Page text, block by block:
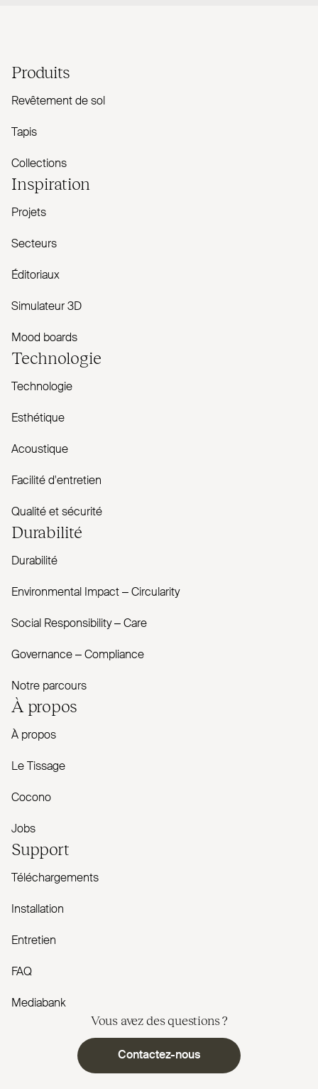
Produits
Revêtement de sol
Tapis
Collections
Inspiration
Projets
Secteurs
Éditoriaux
Simulateur 3D
Mood boards
Technologie
Technologie
Esthétique
Acoustique
Facilité d'entretien
Qualité et sécurité
Durabilité
Durabilité
Envi­ronmental Impact – Cir­cularity
Social Responsibility – Care
Governance – Com­pliance
Notre parcours
À propos
À propos
Le Tissage
Cocono
Jobs
Support
Téléchargements
Installation
Entretien
FAQ
Mediabank
Vous avez des questions ?
Contactez-nous